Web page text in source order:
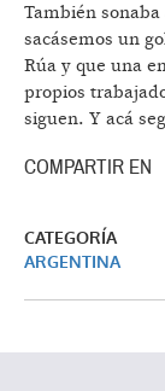
También
sacásemos un
Rúa y que una
propios
siguen. Y acá
COMPARTIR EN
CATEGORÍA
ARGENTINA